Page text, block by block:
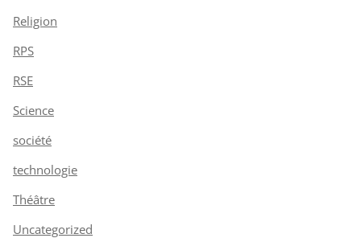
Religion
RPS
RSE
Science
société
technologie
Théâtre
Uncategorized